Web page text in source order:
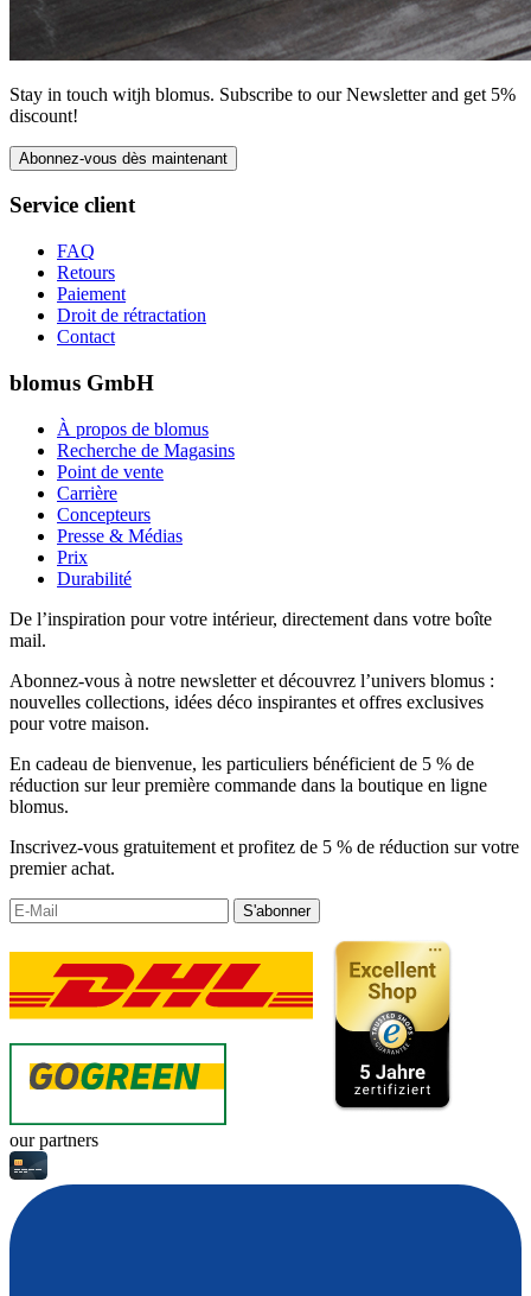
Stay in touch witjh blomus. Subscribe to our Newsletter and get 5%
discount!
Abonnez-vous dès maintenant
Service client
FAQ
Retours
Paiement
Droit de rétractation
Contact
blomus GmbH
À propos de blomus
Recherche de Magasins
Point de vente
Carrière
Concepteurs
Presse & Médias
Prix
Durabilité
De l’inspiration pour votre intérieur, directement dans votre boîte
mail.
Abonnez-vous à notre newsletter et découvrez l’univers blomus :
nouvelles collections, idées déco inspirantes et offres exclusives
pour votre maison.
En cadeau de bienvenue, les particuliers bénéficient de 5 % de
réduction sur leur première commande dans la boutique en ligne
blomus.
Inscrivez-vous gratuitement et profitez de 5 % de réduction sur votre
premier achat.
S'abonner
our partners